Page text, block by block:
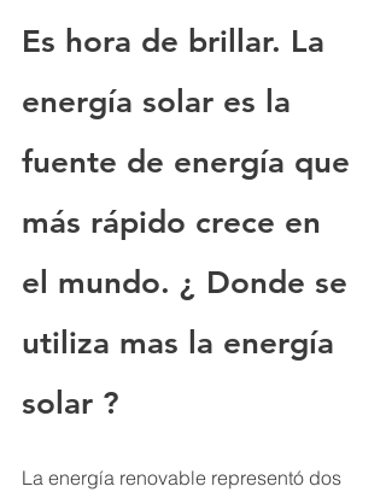
Es hora de brillar. La
energía solar es la
fuente de energía que
más rápido crece en
el mundo. ¿ Donde se
utiliza mas la energía
solar ?
La energía renovable representó dos